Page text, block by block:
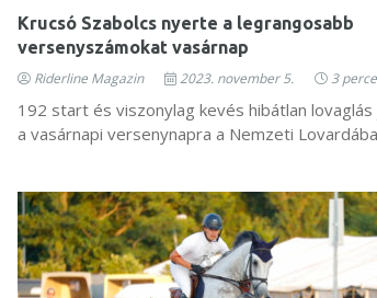
Krucsó Szabolcs nyerte a legrangosabb
versenyszámokat vasárnap
Riderline Magazin 2023. november 5. 3
192 start és viszonylag kevés hibátlan
a vasárnapi versenynapra a Nemzeti